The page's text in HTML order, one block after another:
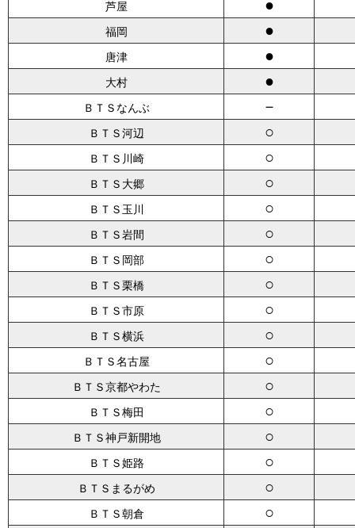
芦屋 ●
福岡 ●
唐津 ●
大村 ●
ＢＴＳなんぶ －
ＢＴＳ河辺 ○
ＢＴＳ川崎 ○
ＢＴＳ大郷 ○
ＢＴＳ玉川 ○
ＢＴＳ岩間 ○
ＢＴＳ岡部 ○
ＢＴＳ栗橋 ○
ＢＴＳ市原 ○
ＢＴＳ横浜 ○
ＢＴＳ名古屋 ○
ＢＴＳ京都やわた ○
ＢＴＳ梅田 ○
ＢＴＳ神戸新開地 ○
ＢＴＳ姫路 ○
ＢＴＳまるがめ ○
ＢＴＳ朝倉 ○